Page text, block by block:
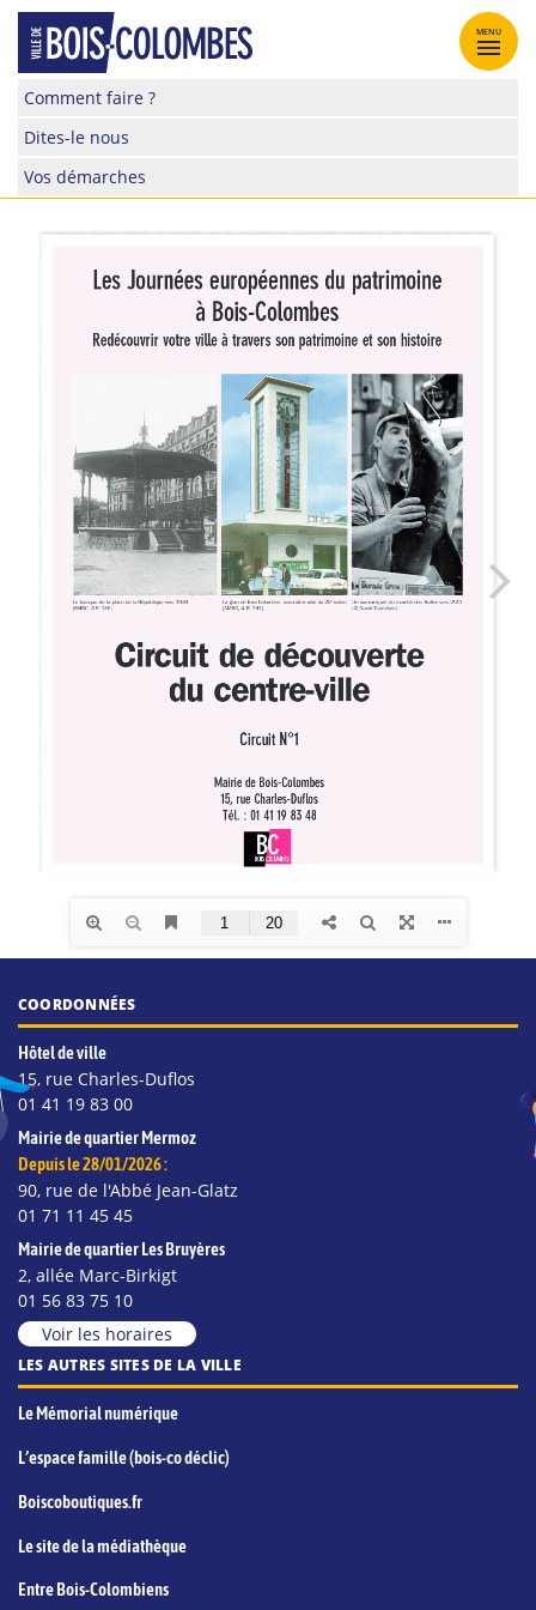
Skip
content
Site
de
la
Bois-
Colombes
Comment faire ?
Dites-le nous
Vos démarches
MENU
COORDONNÉES
Hôtel de ville
15, rue Charles-Duflos
01 41 19 83 00
Mairie de quartier Mermoz
Depuis le 28/01/2026 :
90, rue de l'Abbé Jean-Glatz
01 71 11 45 45
Mairie de quartier Les Bruyères
2, allée Marc-Birkigt
01 56 83 75 10
Voir les horaires
LES AUTRES SITES DE LA VILLE
Le Mémorial numérique
L’espace famille (bois-co déclic)
Boiscoboutiques.fr
Le site de la médiathèque
Entre Bois-Colombiens